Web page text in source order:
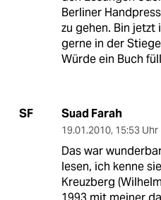
Berliner
zu gehen. Bin jetzt
gerne in der
Würde ein Buch
SF Suad Farah
19.01.2010, 15:53 Uhr
Das war
lesen, ich kenne
Kreuzberg